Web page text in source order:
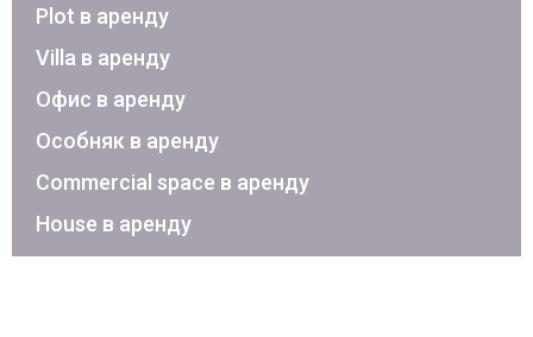
Plot в аренду
Villa в аренду
Офис в аренду
Особняк в аренду
Commercial space в аренду
House в аренду